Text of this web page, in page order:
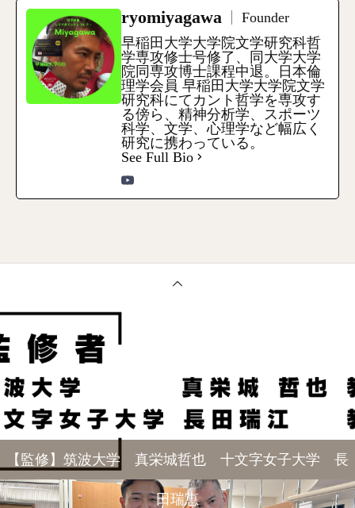
ryomiyagawa
Founder
早稲田大学大学院文学研究科哲
学専攻修士号修了、同大学大学
院同専攻博士課程中退。日本倫
理学会員 早稲田大学大学院文学
研究科にてカント哲学を専攻す
る傍ら、精神分析学、スポーツ
科学、文学、心理学など幅広く
研究に携わっている。
See Full Bio
【監修】筑波大学 真栄城哲也 十文字女子大学 長
田瑞恵